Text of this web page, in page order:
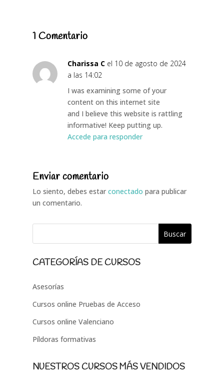
1 Comentario
Charissa C el 10 de agosto de 2024
a las 14:02
I was examining some of your
content on this internet site
and I believe this website is rattling
informative! Keep putting up.
Accede para responder
Enviar comentario
Lo siento, debes estar conectado para publicar
un comentario.
CATEGORÍAS DE CURSOS
Asesorías
Cursos online Pruebas de Acceso
Cursos online Valenciano
Píldoras formativas
NUESTROS CURSOS MÁS VENDIDOS